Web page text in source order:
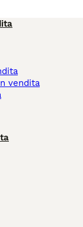
vendita